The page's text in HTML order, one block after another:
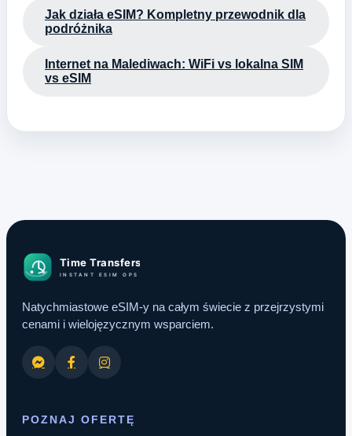
Jak działa eSIM? Kompletny przewodnik dla
podróżnika
Internet na Malediwach: WiFi vs lokalna SIM
vs eSIM
Natychmiastowe eSIM-y na całym świecie z przejrzystymi
cenami i wielojęzycznym wsparciem.
POZNAJ OFERTĘ